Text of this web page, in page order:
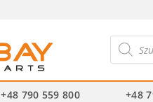
produktów
+48 790 559 800 +48